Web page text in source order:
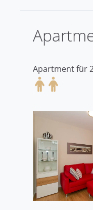
Apartment für